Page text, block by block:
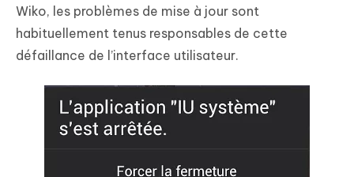
Wiko, les problèmes de mise à jour sont
habituellement tenus responsables de cette
défaillance de l’interface utilisateur.